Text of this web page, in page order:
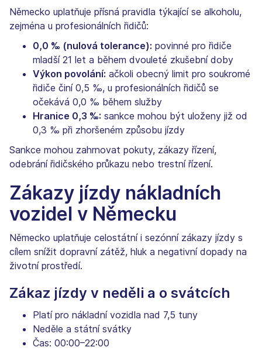
Německo uplatňuje přísná pravidla týkající se alkoholu,
zejména u profesionálních řidičů:
0,0 ‰ (nulová tolerance): povinné pro řidiče
mladší 21 let a během dvouleté zkušební doby
Výkon povolání: ačkoli obecný limit pro soukromé
řidiče činí 0,5 ‰, u profesionálních řidičů se
očekává 0,0 ‰ během služby
Hranice 0,3 ‰: sankce mohou být uloženy již od
0,3 ‰ při zhoršeném způsobu jízdy
Sankce mohou zahrnovat pokuty, zákazy řízení,
odebrání řidičského průkazu nebo trestní řízení.
Zákazy jízdy nákladních
vozidel v Německu
Německo uplatňuje celostátní i sezónní zákazy jízdy s
cílem snížit dopravní zátěž, hluk a negativní dopady na
životní prostředí.
Zákaz jízdy v neděli a o svátcích
Platí pro nákladní vozidla nad 7,5 tuny
Neděle a státní svátky
Čas: 00:00–22:00